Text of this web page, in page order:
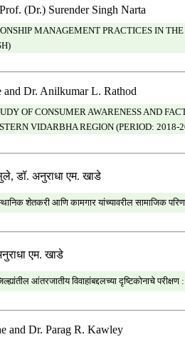
(Dr.) Surender Singh Narta
MANAGEMENT PRACTICES IN
and Dr. Anilkumar L. Rathod
OF CONSUMER AWARENESS AND
VIDARBHA REGION (PERIOD: 2018-
डॉ. अनुराधा एम. खाडे
शेतकरी आणि कामगार यांच्यावरील सामाजिक
एम. खाडे
आंतरजातीय विवाहांबद्दलच्या दृष्टिकोनाचे
and Dr. Parag R. Kawley